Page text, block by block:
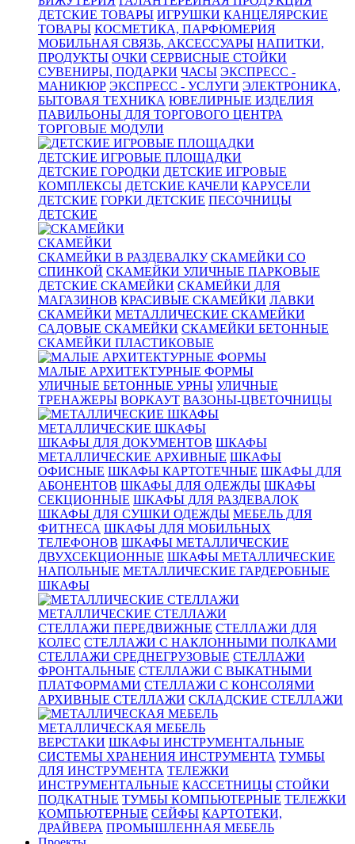
ДЕТСКИЕ ТОВАРЫ ИГРУШКИ КАНЦЕЛЯРСКИЕ
ТОВАРЫ КОСМЕТИКА, ПАРФЮМЕРИЯ
МОБИЛЬНАЯ СВЯЗЬ, АКСЕССУАРЫ НАПИТКИ,
ПРОДУКТЫ ОЧКИ СЕРВИСНЫЕ СТОЙКИ
СУВЕНИРЫ, ПОДАРКИ ЧАСЫ ЭКСПРЕСС -
МАНИКЮР ЭКСПРЕСС - УСЛУГИ ЭЛЕКТРОНИКА,
БЫТОВАЯ ТЕХНИКА ЮВЕЛИРНЫЕ ИЗДЕЛИЯ
ПАВИЛЬОНЫ ДЛЯ ТОРГОВОГО ЦЕНТРА
ТОРГОВЫЕ МОДУЛИ
ДЕТСКИЕ ИГРОВЫЕ ПЛОЩАДКИ
ДЕТСКИЕ ГОРОДКИ ДЕТСКИЕ ИГРОВЫЕ
КОМПЛЕКСЫ ДЕТСКИЕ КАЧЕЛИ КАРУСЕЛИ
ДЕТСКИЕ ГОРКИ ДЕТСКИЕ ПЕСОЧНИЦЫ
ДЕТСКИЕ
СКАМЕЙКИ
СКАМЕЙКИ В РАЗДЕВАЛКУ СКАМЕЙКИ СО
СПИНКОЙ СКАМЕЙКИ УЛИЧНЫЕ ПАРКОВЫЕ
ДЕТСКИЕ СКАМЕЙКИ СКАМЕЙКИ ДЛЯ
МАГАЗИНОВ КРАСИВЫЕ СКАМЕЙКИ ЛАВКИ
СКАМЕЙКИ МЕТАЛЛИЧЕСКИЕ СКАМЕЙКИ
САДОВЫЕ СКАМЕЙКИ СКАМЕЙКИ БЕТОННЫЕ
СКАМЕЙКИ ПЛАСТИКОВЫЕ
МАЛЫЕ АРХИТЕКТУРНЫЕ ФОРМЫ
УЛИЧНЫЕ БЕТОННЫЕ УРНЫ УЛИЧНЫЕ
ТРЕНАЖЕРЫ ВОРКАУТ ВАЗОНЫ-ЦВЕТОЧНИЦЫ
МЕТАЛЛИЧЕСКИЕ ШКАФЫ
ШКАФЫ ДЛЯ ДОКУМЕНТОВ ШКАФЫ
МЕТАЛЛИЧЕСКИЕ АРХИВНЫЕ ШКАФЫ
ОФИСНЫЕ ШКАФЫ КАРТОТЕЧНЫЕ ШКАФЫ ДЛЯ
АБОНЕНТОВ ШКАФЫ ДЛЯ ОДЕЖДЫ ШКАФЫ
СЕКЦИОННЫЕ ШКАФЫ ДЛЯ РАЗДЕВАЛОК
ШКАФЫ ДЛЯ СУШКИ ОДЕЖДЫ МЕБЕЛЬ ДЛЯ
ФИТНЕСА ШКАФЫ ДЛЯ МОБИЛЬНЫХ
ТЕЛЕФОНОВ ШКАФЫ МЕТАЛЛИЧЕСКИЕ
ДВУХСЕКЦИОННЫЕ ШКАФЫ МЕТАЛЛИЧЕСКИЕ
НАПОЛЬНЫЕ МЕТАЛЛИЧЕСКИЕ ГАРДЕРОБНЫЕ
ШКАФЫ
МЕТАЛЛИЧЕСКИЕ СТЕЛЛАЖИ
СТЕЛЛАЖИ ПЕРЕДВИЖНЫЕ СТЕЛЛАЖИ ДЛЯ
КОЛЕС СТЕЛЛАЖИ С НАКЛОННЫМИ ПОЛКАМИ
СТЕЛЛАЖИ СРЕДНЕГРУЗОВЫЕ СТЕЛЛАЖИ
ФРОНТАЛЬНЫЕ СТЕЛЛАЖИ С ВЫКАТНЫМИ
ПЛАТФОРМАМИ СТЕЛЛАЖИ С КОНСОЛЯМИ
АРХИВНЫЕ СТЕЛЛАЖИ СКЛАДСКИЕ СТЕЛЛАЖИ
МЕТАЛЛИЧЕСКАЯ МЕБЕЛЬ
ВЕРСТАКИ ШКАФЫ ИНСТРУМЕНТАЛЬНЫЕ
СИСТЕМЫ ХРАНЕНИЯ ИНСТРУМЕНТА ТУМБЫ
ДЛЯ ИНСТРУМЕНТА ТЕЛЕЖКИ
ИНСТРУМЕНТАЛЬНЫЕ КАССЕТНИЦЫ СТОЙКИ
ПОДКАТНЫЕ ТУМБЫ КОМПЬЮТЕРНЫЕ ТЕЛЕЖКИ
КОМПЬЮТЕРНЫЕ СЕЙФЫ КАРТОТЕКИ,
ДРАЙВЕРА ПРОМЫШЛЕННАЯ МЕБЕЛЬ